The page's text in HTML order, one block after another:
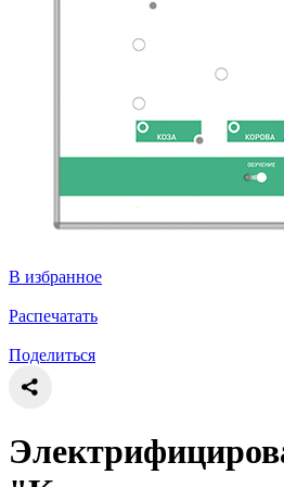
В избранное
Распечатать
Поделиться